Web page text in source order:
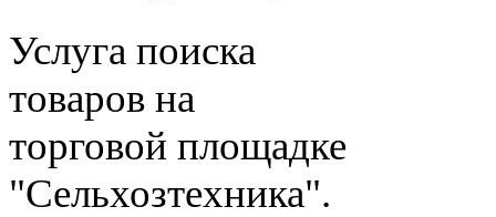
Услуга поиска
товаров на
торговой площадке
"Сельхозтехника".